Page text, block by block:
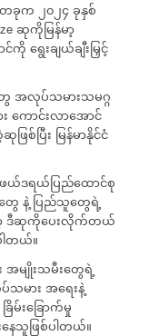
ခုက ၂၀၂၄ ခုနှစ်
ဆုကိုမြန်မာ့
ရွေးချယ်ချီးမြှင့်
အလုပ်သမားသမဂ္ဂ
ကောင်းလာအောင်
ြစ်ပြီး မြန်မာနိုင်ငံ
ယ်ဒရယ်ပြည်ထောင်စု
နဲ့ ပြည်သူတွေရဲ့
ာ့ ဒီဆုကိုပေးလိုက်တယ်
ါတယ်။
အမျိုးသမီးတွေရဲ့
သမား အရေးနဲ့
မ်းခြောက်မှု
ေသူဖြစ်ပါတယ်။